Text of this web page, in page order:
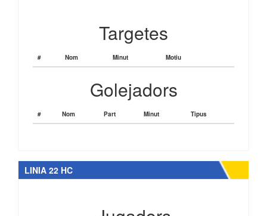
Targetes
# Nom Minut Motiu
Golejadors
# Nom Part Minut Tipus
LINIA 22 HC